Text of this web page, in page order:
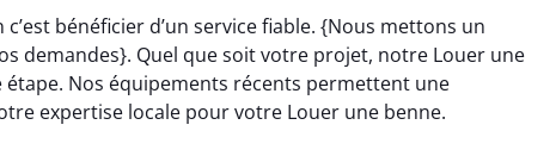
bénéficier d’un service fiable. {Nous mettons un
demandes}. Quel que soit votre projet, notre Louer une
Nos équipements récents permettent une
expertise locale pour votre Louer une benne.